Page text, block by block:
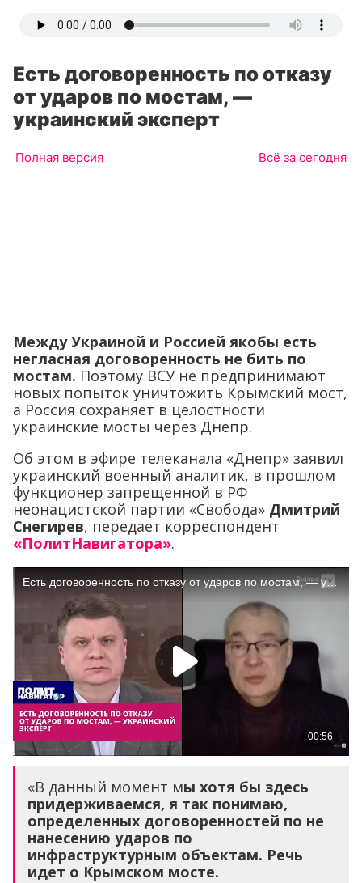
Есть договоренность по отказу
от ударов по мостам, —
украинский эксперт
Полная версия Всё за сегодня
Между Украиной и Россией якобы есть
негласная договоренность не бить по
мостам. Поэтому ВСУ не предпринимают
новых попыток уничтожить Крымский мост,
а Россия сохраняет в целостности
украинские мосты через Днепр.
Об этом в эфире телеканала «Днепр» заявил
украинский военный аналитик, в прошлом
функционер запрещенной в РФ
неонацистской партии «Свобода» Дмитрий
Снегирев, передает корреспондент
«ПолитНавигатора».
«В данный момент мы хотя бы здесь
придерживаемся, я так понимаю,
определенных договоренностей по не
нанесению ударов по
инфраструктурным объектам. Речь
идет о Крымском мосте.